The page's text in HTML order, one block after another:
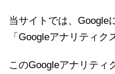
当サイトでは、Google
「Googleアナリティク
このGoogleアナリティ